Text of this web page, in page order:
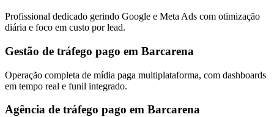
Profissional dedicado gerindo Google e Meta Ads com otimização
diária e foco em custo por lead.
Gestão de tráfego pago em Barcarena
Operação completa de mídia paga multiplataforma, com dashboards
em tempo real e funil integrado.
Agência de tráfego pago em Barcarena